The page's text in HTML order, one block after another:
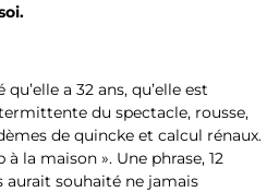
a 32 ans, qu’elle est
du spectacle, rousse,
de quincke et calcul rénaux.
la maison ». Une phrase, 12
aurait souhaité ne jamais